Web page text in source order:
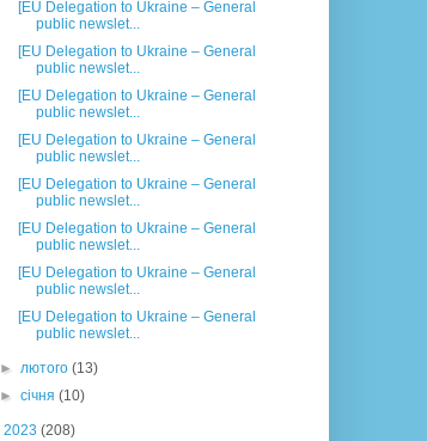
[EU Delegation to Ukraine – General
public newslet...
[EU Delegation to Ukraine – General
public newslet...
[EU Delegation to Ukraine – General
public newslet...
[EU Delegation to Ukraine – General
public newslet...
[EU Delegation to Ukraine – General
public newslet...
[EU Delegation to Ukraine – General
public newslet...
[EU Delegation to Ukraine – General
public newslet...
[EU Delegation to Ukraine – General
public newslet...
►лютого(13)
►січня(10)
2023 (208)